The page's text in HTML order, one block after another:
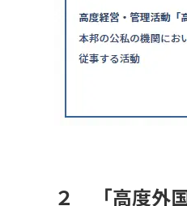
２ 「高度外